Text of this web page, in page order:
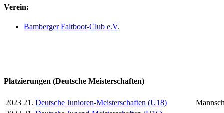
Verein:
Bamberger Faltboot-Club e.V.
Platzierungen (Deutsche Meisterschaften)
2023 21. Deutsche Junioren-Meisterschaften (U18)